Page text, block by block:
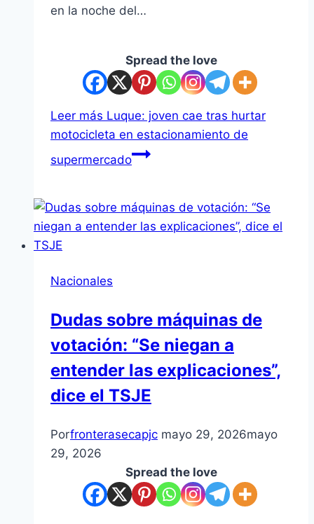
en la noche del…
Spread the love
Leer más Luque: joven cae tras hurtar
motocicleta en estacionamiento de
supermercado
Nacionales
Dudas sobre máquinas de
votación: “Se niegan a
entender las explicaciones”,
dice el TSJE
Porfronterasecapjc mayo 29, 2026mayo
29, 2026
Spread the love